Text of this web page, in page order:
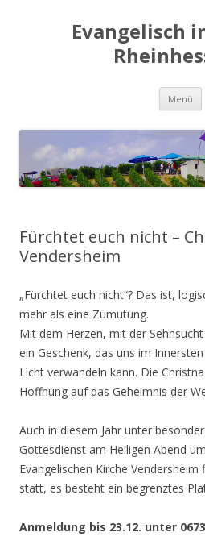
Evangelisch
Menü
Fürchtet euch nicht –
Vendersheim
„Fürchtet euch nicht“? Das ist,
mehr als eine Zumutung.
Mit dem Herzen, mit der
ein Geschenk, das uns im
Licht verwandeln kann. Die
Hoffnung auf das Geheimnis der
Auch in diesem Jahr unter
Gottesdienst am Heiligen Abend
Evangelischen Kirche
statt, es besteht ein begrenztes
Anmeldung bis 23.12. unter